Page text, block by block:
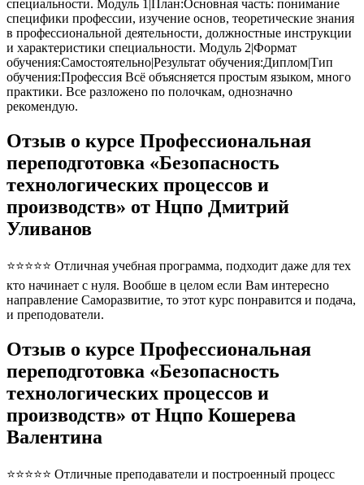
специальности. Модуль 1|План:Основная часть: понимание
специфики профессии, изучение основ, теоретические знания
в профессиональной деятельности, должностные инструкции
и характеристики специальности. Модуль 2|Формат
обучения:Самостоятельно|Результат обучения:Диплом|Тип
обучения:Профессия Всё объясняется простым языком, много
практики. Все разложено по полочкам, однозначно
рекомендую.
Отзыв о курсе Профессиональная
переподготовка «Безопасность
технологических процессов и
производств» от Нцпо Дмитрий
Уливанов
⭐⭐⭐⭐⭐ Отличная учебная программа, подходит даже для тех
кто начинает с нуля. Вообше в целом если Вам интересно
направление Саморазвитие, то этот курс понравится и подача,
и преподователи.
Отзыв о курсе Профессиональная
переподготовка «Безопасность
технологических процессов и
производств» от Нцпо Кошерева
Валентина
⭐⭐⭐⭐⭐ Отличные преподаватели и построенный процесс